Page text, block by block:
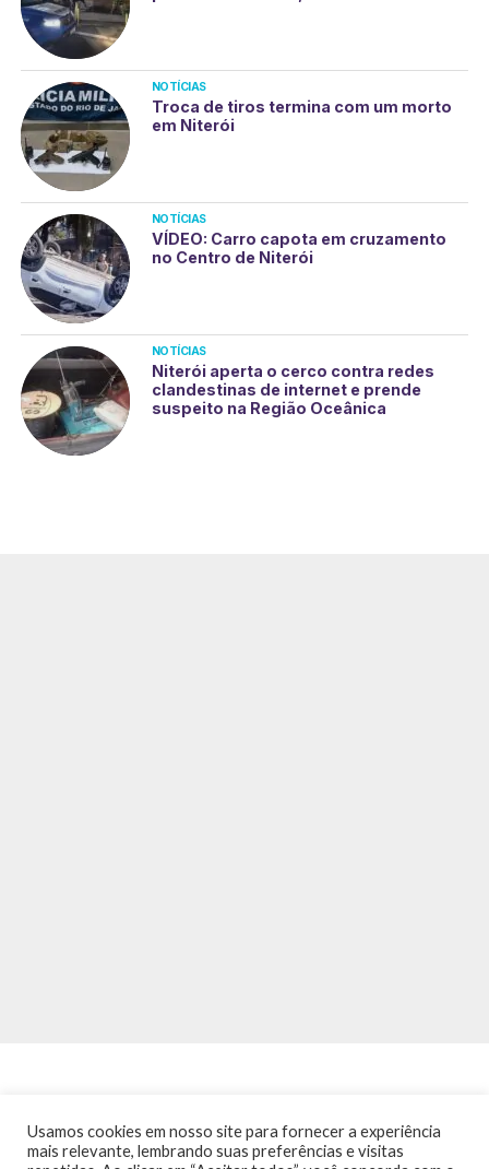
NOTÍCIAS
Troca de tiros termina com um morto
em Niterói
NOTÍCIAS
VÍDEO: Carro capota em cruzamento
no Centro de Niterói
NOTÍCIAS
Niterói aperta o cerco contra redes
clandestinas de internet e prende
suspeito na Região Oceânica
Usamos cookies em nosso site para fornecer a experiência
mais relevante, lembrando suas preferências e visitas